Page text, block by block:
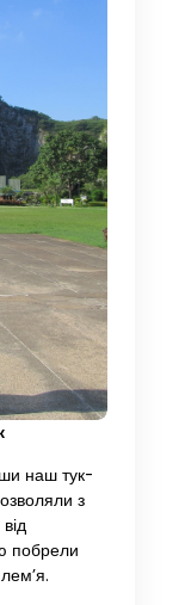
наш тук-
з
побрели